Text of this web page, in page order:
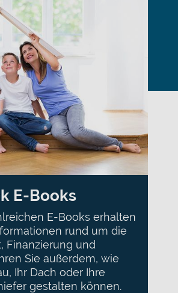
E-Books
E-Books erhalten
rund um die
Finanzierung und
Sie außerdem, wie
Ihr Dach oder Ihre
gestalten können.